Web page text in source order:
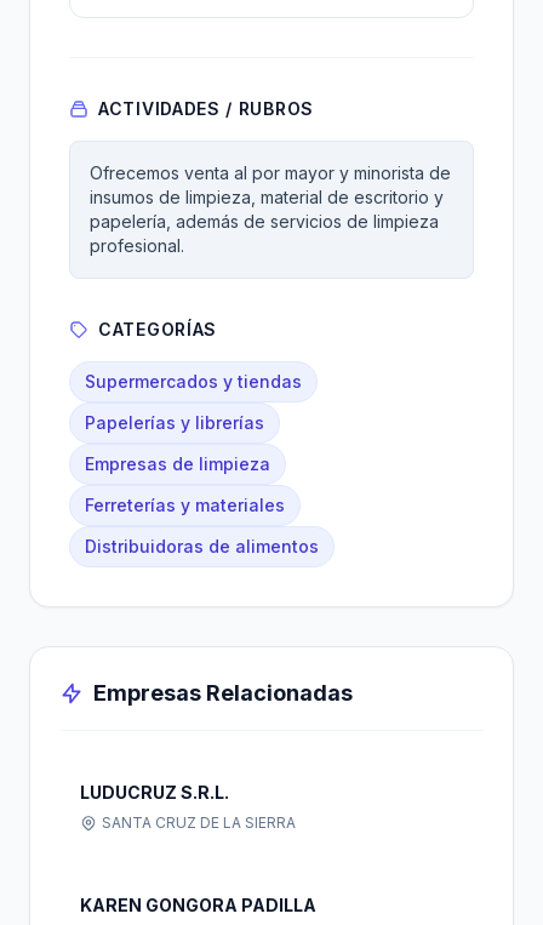
ACTIVIDADES / RUBROS
Ofrecemos venta al por mayor y minorista de
insumos de limpieza, material de escritorio y
papelería, además de servicios de limpieza
profesional.
CATEGORÍAS
Supermercados y tiendas
Papelerías y librerías
Empresas de limpieza
Ferreterías y materiales
Distribuidoras de alimentos
Empresas Relacionadas
LUDUCRUZ S.R.L.
SANTA CRUZ DE LA SIERRA
KAREN GONGORA PADILLA